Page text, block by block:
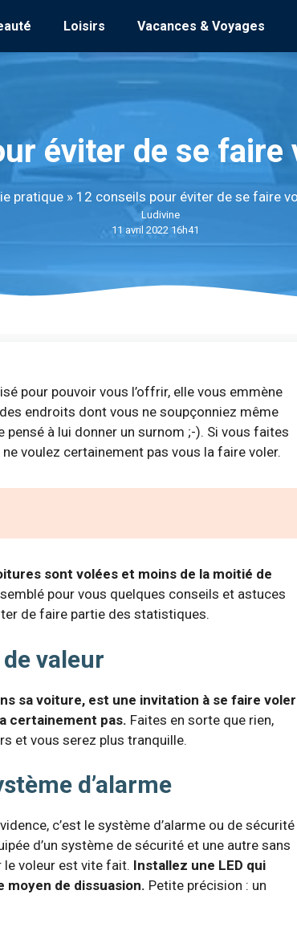
Loisirs Vacances & Voyages
éviter de se faire
pratique» 12 conseils pour éviter de se faire
Ludivine
11 avril 2022 16h41
pour pouvoir vous l’offrir, elle vous emmène
endroits dont vous ne soupçonniez même
pensé à lui donner un surnom ;-). Si vous faites
voulez certainement pas vous la faire voler.
sont volées et moins de la moitié de
pour vous quelques conseils et astuces
de faire partie des statistiques.
de valeur
sa voiture, est une invitation à se faire voler
certainement pas. Faites en sorte que rien,
et vous serez plus tranquille.
d’alarme
c’est le système d’alarme ou de sécurité
d’un système de sécurité et une autre sans
le voleur est vite fait. Installez une LED qui
moyen de dissuasion. Petite précision : un